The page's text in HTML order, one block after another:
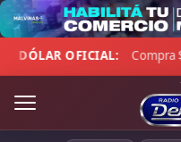
Skip
to
content
Compra $1.470,00 · Venta